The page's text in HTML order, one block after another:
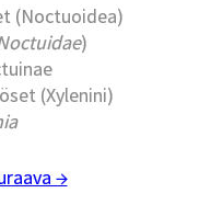
(Noctuoidea)
)
(Xylenini)
→